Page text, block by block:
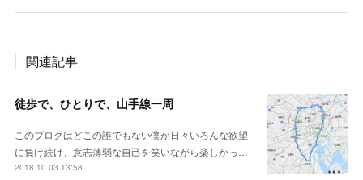
関連記事
徒歩で、ひとりで、山手線一周
このブログはどこの誰でもない僕が日々いろんな欲望
に負け続け、意志薄弱な自己を笑いながら楽しかっ…
2018.10.03 13:58